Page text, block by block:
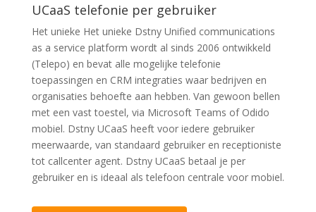
UCaaS telefonie per gebruiker
Het unieke Het unieke Dstny Unified communications
as a service platform wordt al sinds 2006 ontwikkeld
(Telepo) en bevat alle mogelijke telefonie
toepassingen en CRM integraties waar bedrijven en
organisaties behoefte aan hebben. Van gewoon bellen
met een vast toestel, via Microsoft Teams of Odido
mobiel. Dstny UCaaS heeft voor iedere gebruiker
meerwaarde, van standaard gebruiker en receptioniste
tot callcenter agent. Dstny UCaaS betaal je per
gebruiker en is ideaal als telefoon centrale voor mobiel.